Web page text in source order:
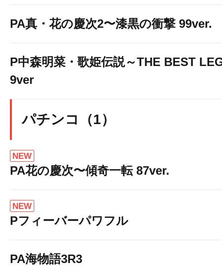
PA真・花の慶次2〜漆黒の衝撃 99ver.
P中森明菜・歌姫伝説～THE BEST
9ver
パチンコ（1）
NEW
PA花の慶次〜傾奇一転 87ver.
NEW
Pフィーバーパワフル
PA海物語3R3